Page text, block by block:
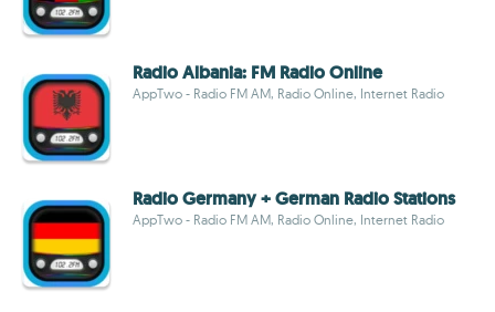
Radio Albania: FM Radio Online
AppTwo - Radio FM AM, Radio Online, Internet Radio
Radio Germany + German Radio Stations
AppTwo - Radio FM AM, Radio Online, Internet Radio